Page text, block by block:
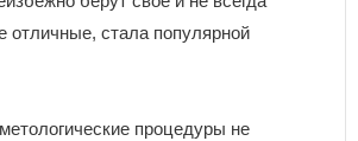
отличные, стала популярной
процедуры не